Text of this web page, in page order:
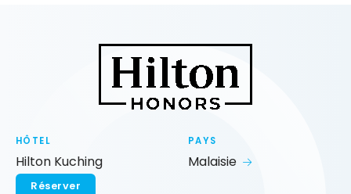
HÔTEL
Hilton Kuching
Réserver
PAYS
Malaisie